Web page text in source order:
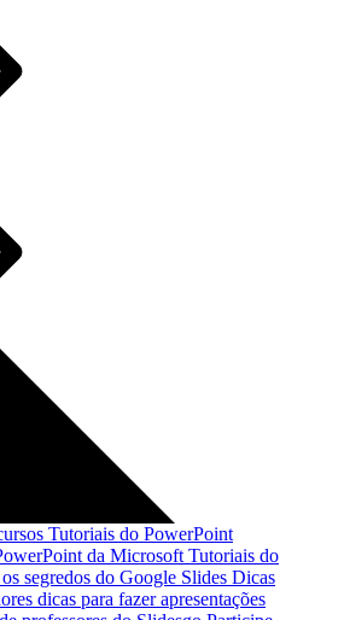
Tutoriais do PowerPoint
da Microsoft Tutoriais do
segredos do Google Slides Dicas
dicas para fazer apresentações